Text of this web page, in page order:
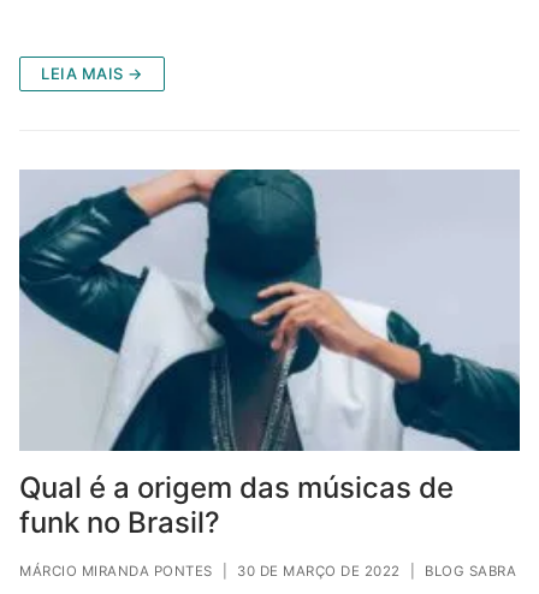
LEIA MAIS →
Qual é a origem das músicas de
funk no Brasil?
MÁRCIO MIRANDA PONTES 30 DE MARÇO DE 2022 BLOG SABRA